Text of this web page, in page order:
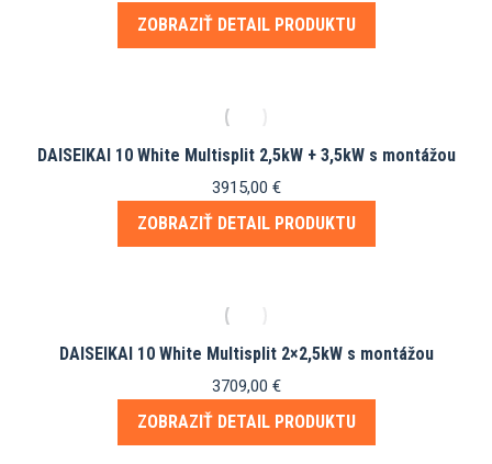
ZOBRAZIŤ DETAIL PRODUKTU
DAISEIKAI 10 White Multisplit 2,5kW + 3,5kW s montážou
3915,00 €
ZOBRAZIŤ DETAIL PRODUKTU
DAISEIKAI 10 White Multisplit 2×2,5kW s montážou
3709,00 €
ZOBRAZIŤ DETAIL PRODUKTU